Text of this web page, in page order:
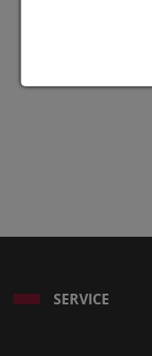
SERVICE